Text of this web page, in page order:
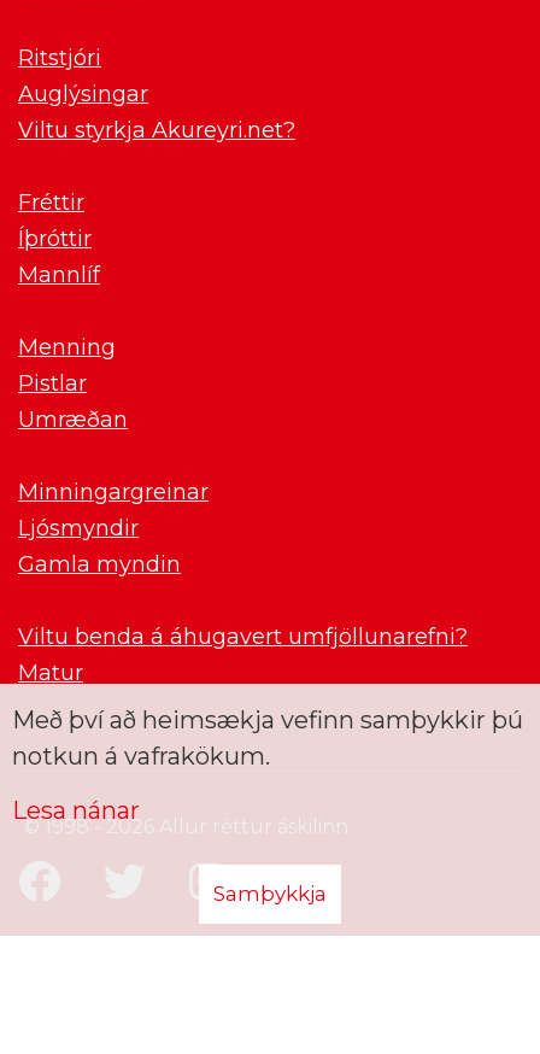
Ritstjóri
Auglýsingar
Viltu styrkja Akureyri.net?
Fréttir
Íþróttir
Mannlíf
Menning
Pistlar
Umræðan
Minningargreinar
Ljósmyndir
Gamla myndin
Viltu benda á áhugavert umfjöllunarefni?
Matur
© 1998 - 2026 Allur réttur áskilinn
Með því að heimsækja vefinn samþykkir þú
notkun á vafrakökum.
Lesa nánar
Samþykkja